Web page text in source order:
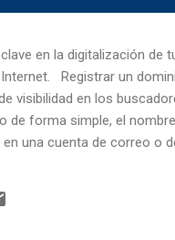
en la digitalización de
Registrar un
visibilidad en los
de forma simple, el
una cuenta de correo o
comprar un nombre de
y pagar una